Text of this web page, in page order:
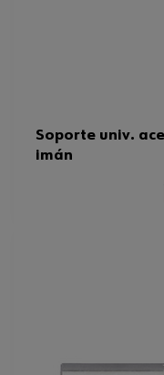
Soporte univ.
imán